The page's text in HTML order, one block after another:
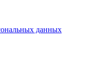
данных